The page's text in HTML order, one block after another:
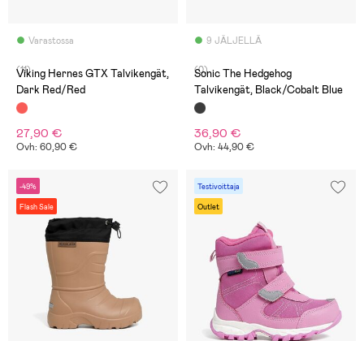
Varastossa
(11)
Viking Hernes GTX Talvikengät,
Dark Red/Red
27,90 €
Ovh: 60,90 €
9 JÄLJELLÄ
(0)
Sonic The Hedgehog
Talvikengät, Black/Cobalt Blue
36,90 €
Ovh: 44,90 €
-49%
Flash Sale
Testivoittaja
Outlet